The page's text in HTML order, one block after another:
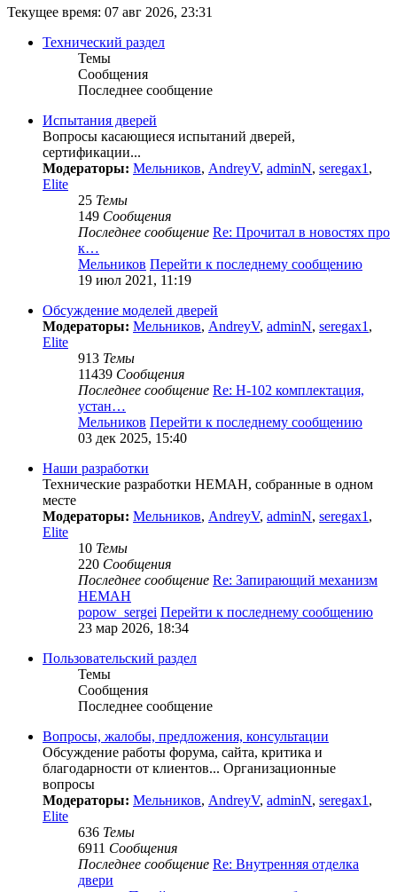
Текущее время: 07 авг 2026, 23:31
Технический раздел
Темы
Сообщения
Последнее сообщение
Испытания дверей
Вопросы касающиеся испытаний дверей,
сертификации...
Модераторы: Мельников, AndreyV, adminN, seregax1,
Elite
25 Темы
149 Сообщения
Последнее сообщение Re: Прочитал в новостях про
к…
Мельников Перейти к последнему сообщению
19 июл 2021, 11:19
Обсуждение моделей дверей
Модераторы: Мельников, AndreyV, adminN, seregax1,
Elite
913 Темы
11439 Сообщения
Последнее сообщение Re: Н-102 комплектация,
устан…
Мельников Перейти к последнему сообщению
03 дек 2025, 15:40
Наши разработки
Технические разработки НЕМАН, собранные в одном
месте
Модераторы: Мельников, AndreyV, adminN, seregax1,
Elite
10 Темы
220 Сообщения
Последнее сообщение Re: Запирающий механизм
НЕМАН
popow_sergei Перейти к последнему сообщению
23 мар 2026, 18:34
Пользовательский раздел
Темы
Сообщения
Последнее сообщение
Вопросы, жалобы, предложения, консультации
Обсуждение работы форума, сайта, критика и
благодарности от клиентов... Организационные
вопросы
Модераторы: Мельников, AndreyV, adminN, seregax1,
Elite
636 Темы
6911 Сообщения
Последнее сообщение Re: Внутренняя отделка
двери